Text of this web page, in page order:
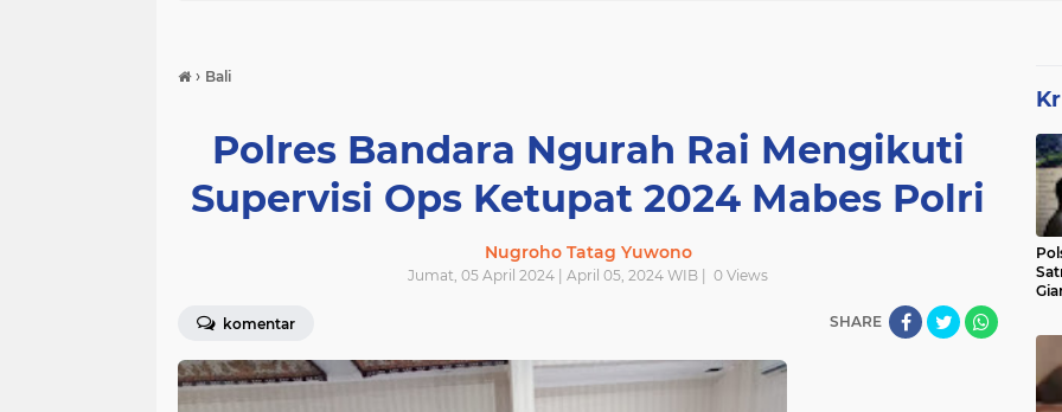
› Bali
Polres Bandara Ngurah Rai Mengikuti
Supervisi Ops Ketupat 2024 Mabes Polri
Nugroho Tatag Yuwono
Jumat, 05 April 2024 | April 05, 2024 WIB | 0 Views
komentar SHARE